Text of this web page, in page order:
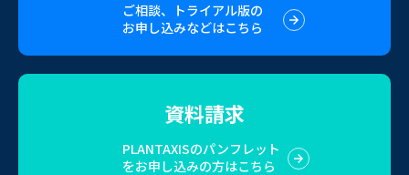
ご相談、トライアル版の
お申し込みなどはこちら
資料請求
PLANTAXISのパンフレット
をお申し込みの方はこちら